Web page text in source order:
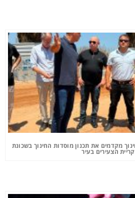
מקדמים את תכנון מוסדות החינוך בשכונת
קריית הצעירים בעיר